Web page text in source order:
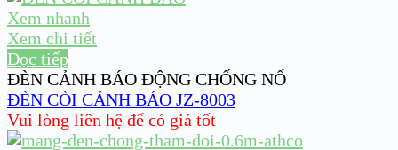
Xem nhanh
Xem chi tiết
Đọc tiếp
ĐÈN CẢNH BÁO ĐỘNG CHỐNG NỔ
ĐÈN CÒI CẢNH BÁO JZ-8003
Vui lòng liên hệ để có giá tốt